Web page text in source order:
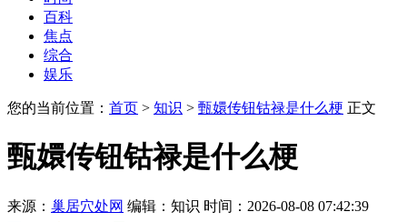
百科
焦点
综合
娱乐
您的当前位置： 首页 > 知识 > 甄嬛传钮钴禄是什么梗 正文
甄嬛传钮钴禄是什么梗
来源： 巢居穴处网 编辑：知识 时间：2026-08-08 07:42:39